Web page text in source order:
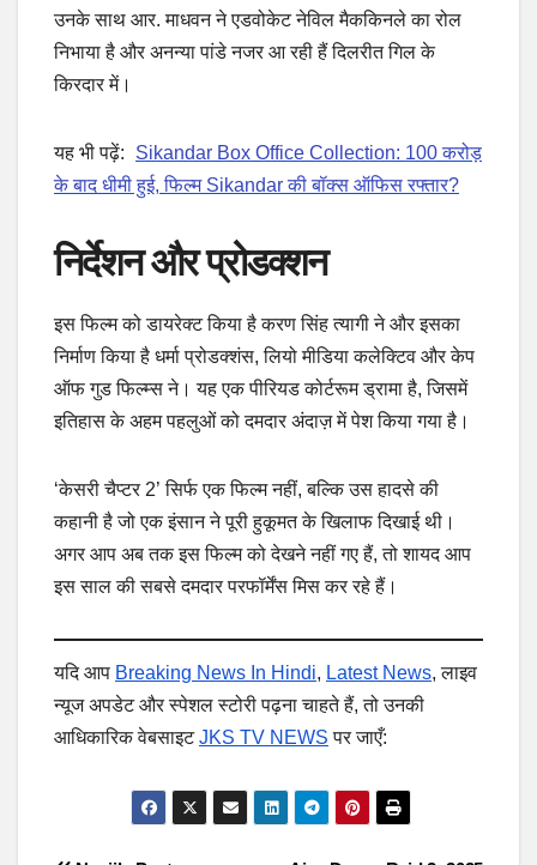
उनके साथ आर. माधवन ने एडवोकेट नेविल मैककिनले का रोल
निभाया है और अनन्या पांडे नजर आ रही हैं दिलरीत गिल के
किरदार में।
यह भी पढ़ें:
Sikandar Box Office Collection: 100 करोड़
के बाद धीमी हुई, फिल्म Sikandar की बॉक्स ऑफिस रफ्तार?
निर्देशन और प्रोडक्शन
इस फिल्म को डायरेक्ट किया है करण सिंह त्यागी ने और इसका
निर्माण किया है धर्मा प्रोडक्शंस, लियो मीडिया कलेक्टिव और केप
ऑफ गुड फिल्म्स ने। यह एक पीरियड कोर्टरूम ड्रामा है, जिसमें
इतिहास के अहम पहलुओं को दमदार अंदाज़ में पेश किया गया है।
‘केसरी चैप्टर 2’ सिर्फ एक फिल्म नहीं, बल्कि उस हादसे की
कहानी है जो एक इंसान ने पूरी हुकूमत के खिलाफ दिखाई थी।
अगर आप अब तक इस फिल्म को देखने नहीं गए हैं, तो शायद आप
इस साल की सबसे दमदार परफॉर्मेंस मिस कर रहे हैं।
यदि आप Breaking News In Hindi, Latest News, लाइव
न्यूज अपडेट और स्पेशल स्टोरी पढ़ना चाहते हैं, तो उनकी
आधिकारिक वेबसाइटJKS TV NEWS पर जाएँ: